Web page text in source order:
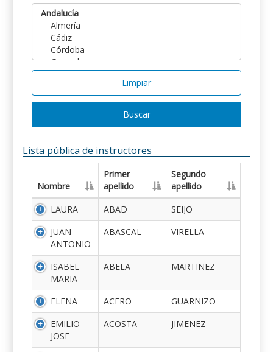
Limpiar
Buscar
Lista pública de instructores
Nombre
Primer
apellido
Segundo
apellido
LAURA
ABAD
SEIJO
JUAN
ANTONIO
ABASCAL VIRELLA
ISABEL
MARIA
ABELA MARTINEZ
ELENA ACERO
GUARNIZO
EMILIO
JOSE
ACOSTA JIMENEZ